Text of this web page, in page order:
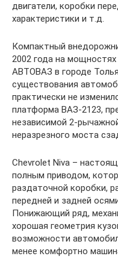
двигатели, коробки
характеристики и т.д.
Компактный
2002 года на
АВТОВАЗ в городе
существования
практически не
платформа ВАЗ-2123,
независимой 2-
неразрезного моста
Chevrolet Niva –
полным приводом,
раздаточной коробки,
передней и задней
Понижающий ряд,
хорошая геометрия
возможности
менее комфортно